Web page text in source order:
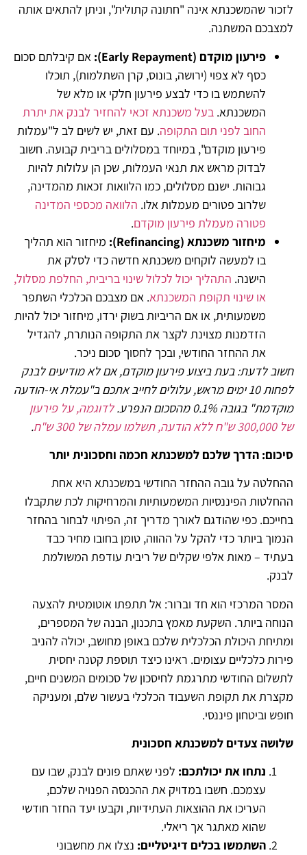
לזכור שהמשכנתא אינה "חתונה קתולית", וניתן להתאים אותה
למצבכם המשתנה.
פירעון מוקדם (Early Repayment):
אם קיבלתם סכום
כסף לא צפוי (ירושה, בונוס, קרן השתלמות), תוכלו
להשתמש בו כדי לבצע פירעון חלקי או מלא של
המשכנתא. בעל משכנתא זכאי להחזיר לבנק את יתרת
החוב לפני תום התקופה. עם זאת, יש לשים לב ל"עמלות
פירעון מוקדם", במיוחד במסלולים בריבית קבועה. חשוב
לבדוק מראש את תנאי העמלות, שכן הן עלולות להיות
גבוהות. ישנם מסלולים, כמו הלוואות זכאות מהמדינה,
שלרוב פטורים מעמלות אלו. הלוואה מכספי המדינה
פטורה מעמלת פירעון מוקדם.
מיחזור משכנתא (Refinancing):
מיחזור הוא תהליך
בו למעשה לוקחים משכנתא חדשה כדי לסלק את
הישנה. התהליך יכול לכלול שינוי בריבית, החלפת מסלול,
או שינוי תקופת המשכנתא. אם מצבכם הכלכלי השתפר
משמעותית, או אם הריביות בשוק ירדו, מיחזור יכול להיות
הזדמנות מצוינת לקצר את התקופה הנותרת, להגדיל
את ההחזר החודשי, ובכך לחסוך סכום ניכר.
חשוב לדעת: בעת ביצוע פירעון מוקדם, אם לא מודיעים לבנק
לפחות 10 ימים מראש, עלולים לחייב אתכם ב"עמלת אי-הודעה
מוקדמת" בגובה 0.1% מהסכום הנפרע
.לדוגמה, על פירעון
של 300,000 ש"ח ללא הודעה, תשלמו עמלה של 300 ש"ח
.
סיכום: הדרך שלכם למשכנתא חכמה וחסכונית יותר
ההחלטה על גובה ההחזר החודשי במשכנתא היא אחת
ההחלטות הפיננסיות המשמעותיות והמרחיקות לכת שתקבלו
בחייכם. כפי שהודגם לאורך מדריך זה, הפיתוי לבחור בהחזר
הנמוך ביותר כדי להקל על ההווה, טומן בחובו מחיר כבד
בעתיד – מאות אלפי שקלים של ריבית עודפת המשולמת
לבנק.
המסר המרכזי הוא חד וברור: אל תתפתו אוטומטית להצעה
הנוחה ביותר. השקעת מאמץ בתכנון, הבנה של המספרים,
ומתיחת היכולת הכלכלית שלכם באופן מחושב, יכולה להניב
פירות כלכליים עצומים. ראינו כיצד תוספת קטנה יחסית
לתשלום החודשי מתרגמת לחיסכון של סכומים המשנים חיים,
מקצרת את תקופת השעבוד הכלכלי בעשור שלם, ומעניקה
חופש וביטחון פיננסי.
שלושה צעדים למשכנתא חסכונית
נתחו את יכולתכם: לפני שאתם פונים לבנק, שבו עם
עצמכם. חשבו במדויק את ההכנסה הפנויה שלכם,
העריכו את ההוצאות העתידיות, וקבעו יעד החזר חודשי
שהוא מאתגר אך ריאלי.
השתמשו בכלים דיגיטליים: נצלו את מחשבוני